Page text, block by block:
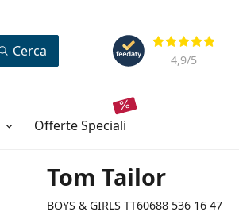
Valutazione
4,9/5
Cerca
offerte speciali
Tom Tailor
BOYS & GIRLS TT60688 536 16 47